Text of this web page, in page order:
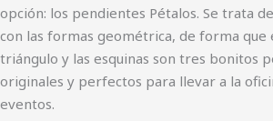
opción: los pendientes Pétalos. Se trata
con las formas geométrica, de forma que
triángulo y las esquinas son tres bonitos
originales y perfectos para llevar a la
eventos.